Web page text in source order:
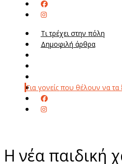
Τι τρέχει στην πόλη
Δημοφιλή άρθρα
Για γονείς που θέλουν να
Η νέα παιδική